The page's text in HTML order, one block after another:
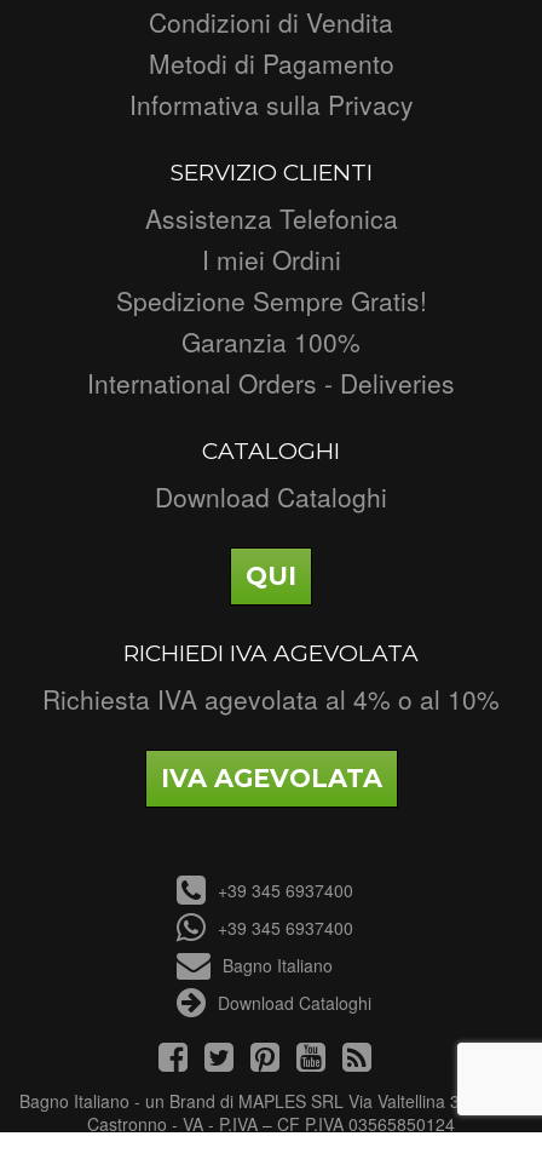
Condizioni di Vendita
Metodi di Pagamento
Informativa sulla Privacy
SERVIZIO CLIENTI
Assistenza Telefonica
I miei Ordini
Spedizione Sempre Gratis!
Garanzia 100%
International Orders - Deliveries
CATALOGHI
Download Cataloghi
QUI
RICHIEDI IVA AGEVOLATA
Richiesta IVA agevolata al 4% o al 10%
IVA AGEVOLATA
+39 345 6937400
+39 345 6937400
Bagno Italiano
Download Cataloghi
Bagno Italiano - un Brand di MAPLES SRL Via Valtellina 3 - 21040
Castronno - VA - P.IVA – CF P.IVA 03565850124